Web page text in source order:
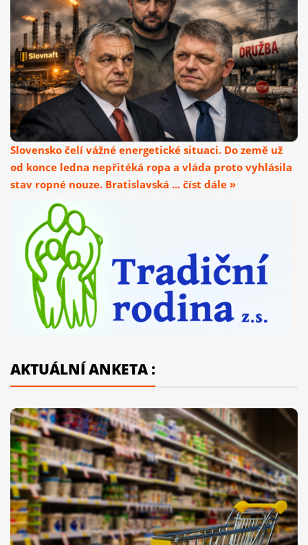
Slovensko čelí vážné energetické situaci. Do země už
od konce ledna nepřitéká ropa a vláda proto vyhlásila
stav ropné nouze. Bratislavská ... číst dále »
AKTUÁLNÍ ANKETA :